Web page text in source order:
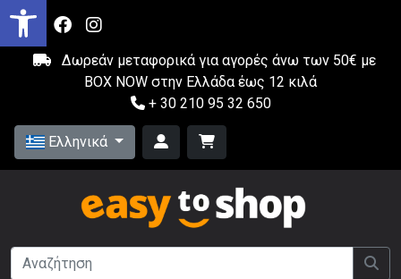
Δωρεάν μεταφορικά για αγορές άνω των 50€ με
BOX NOW στην Ελλάδα έως 12 κιλά
+ 30 210 95 32 650
Ελληνικά